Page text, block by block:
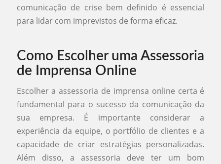
comunicação de crise bem definido é essencial
para lidar com imprevistos de forma eficaz.
Como Escolher uma Assessoria
de Imprensa Online
Escolher a assessoria de imprensa online certa é
fundamental para o sucesso da comunicação da
sua empresa. É importante considerar a
experiência da equipe, o portfólio de clientes e a
capacidade de criar estratégias personalizadas.
Além disso, a assessoria deve ter um bom